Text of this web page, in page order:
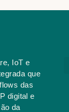
IoT e
que
das
digital e
da